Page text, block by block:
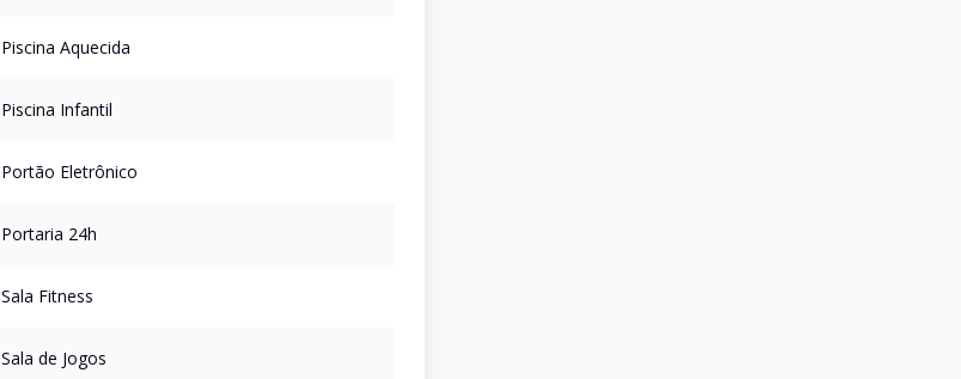
Piscina Aquecida
Piscina Infantil
Portão Eletrônico
Portaria 24h
Sala Fitness
Sala de Jogos